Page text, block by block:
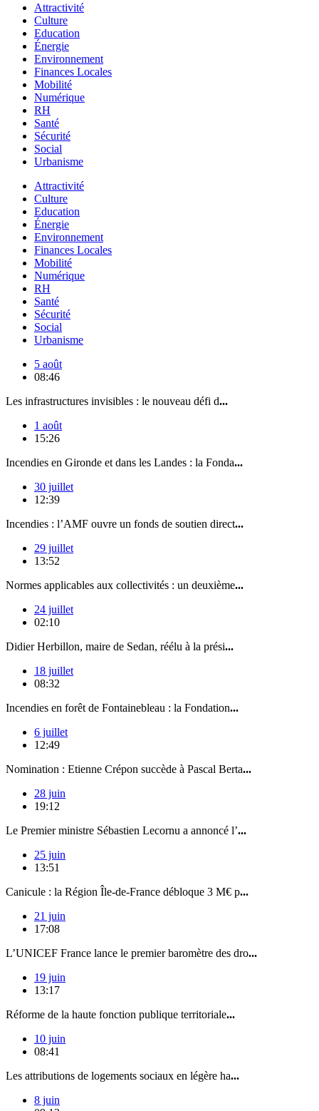
Attractivité
Culture
Education
Énergie
Environnement
Finances Locales
Mobilité
Numérique
RH
Santé
Sécurité
Social
Urbanisme
Attractivité
Culture
Education
Énergie
Environnement
Finances Locales
Mobilité
Numérique
RH
Santé
Sécurité
Social
Urbanisme
5 août
08:46
Les infrastructures invisibles : le nouveau défi d...
1 août
15:26
Incendies en Gironde et dans les Landes : la Fonda...
30 juillet
12:39
Incendies : l’AMF ouvre un fonds de soutien direct...
29 juillet
13:52
Normes applicables aux collectivités : un deuxième...
24 juillet
02:10
Didier Herbillon, maire de Sedan, réélu à la prési...
18 juillet
08:32
Incendies en forêt de Fontainebleau : la Fondation...
6 juillet
12:49
Nomination : Etienne Crépon succède à Pascal Berta...
28 juin
19:12
Le Premier ministre Sébastien Lecornu a annoncé l’...
25 juin
13:51
Canicule : la Région Île-de-France débloque 3 M€ p...
21 juin
17:08
L’UNICEF France lance le premier baromètre des dro...
19 juin
13:17
Réforme de la haute fonction publique territoriale...
10 juin
08:41
Les attributions de logements sociaux en légère ha...
8 juin